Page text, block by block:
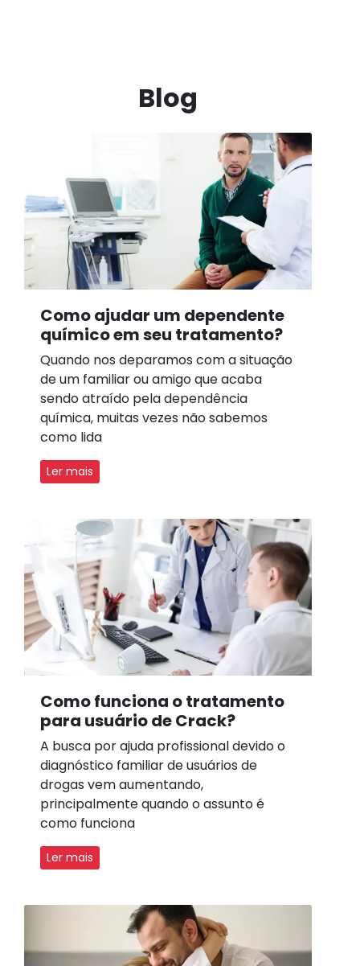
Blog
Como ajudar um dependente
químico em seu tratamento?
Quando nos deparamos com a situação
de um familiar ou amigo que acaba
sendo atraído pela dependência
química, muitas vezes não sabemos
como lida
Ler mais
Como funciona o tratamento
para usuário de Crack?
A busca por ajuda profissional devido o
diagnóstico familiar de usuários de
drogas vem aumentando,
principalmente quando o assunto é
como funciona
Ler mais